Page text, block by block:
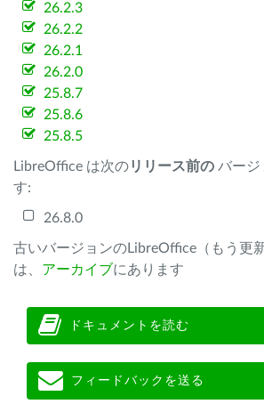
26.2.3
26.2.2
26.2.1
26.2.0
25.8.7
25.8.6
25.8.5
LibreOffice は次のリリース前の バージ
す:
26.8.0
古いバージョンのLibreOffice（もう更
は、 アーカイブにあります
ドキュメントを読む
フィードバックを送る